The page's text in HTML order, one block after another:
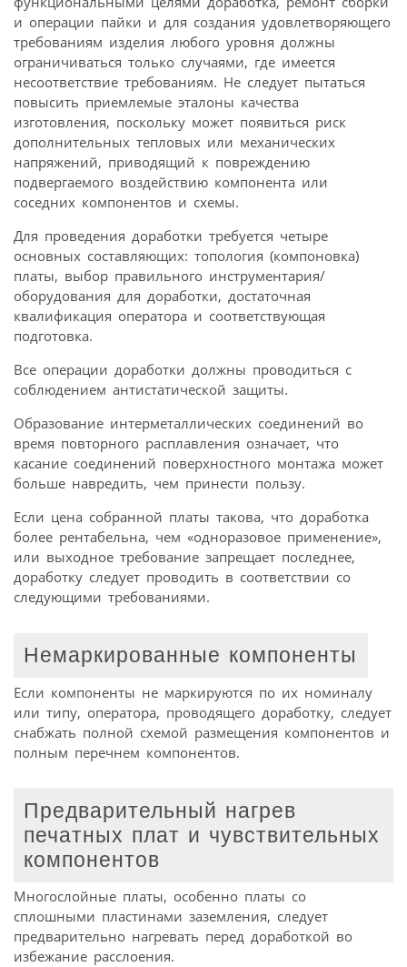
и операции пайки и для создания удовлетворяющего
требованиям изделия любого уровня должны
ограничиваться только случаями, где имеется
несоответствие требованиям. Не следует пытаться
повысить приемлемые эталоны качества
изготовления, поскольку может появиться риск
дополнительных тепловых или механических
напряжений, приводящий к повреждению
подвергаемого воздействию компонента или
соседних компонентов и схемы.
Для проведения доработки требуется четыре
основных составляющих: топология (компоновка)
платы, выбор правильного инструментария/
оборудования для доработки, достаточная
квалификация оператора и соответствующая
подготовка.
Все операции доработки должны проводиться с
соблюдением антистатической защиты.
Образование интерметаллических соединений во
время повторного расплавления означает, что
касание соединений поверхностного монтажа может
больше навредить, чем принести пользу.
Если цена собранной платы такова, что доработка
более рентабельна, чем «одноразовое применение»,
или выходное требование запрещает последнее,
доработку следует проводить в соответствии со
следующими требованиями.
Немаркированные компоненты
Если компоненты не маркируются по их номиналу
или типу, оператора, проводящего доработку, следует
снабжать полной схемой размещения компонентов и
полным перечнем компонентов.
Предварительный нагрев
печатных плат и чувствительных
компонентов
Многослойные платы, особенно платы со
сплошными пластинами заземления, следует
предварительно нагревать перед доработкой во
избежание расслоения.